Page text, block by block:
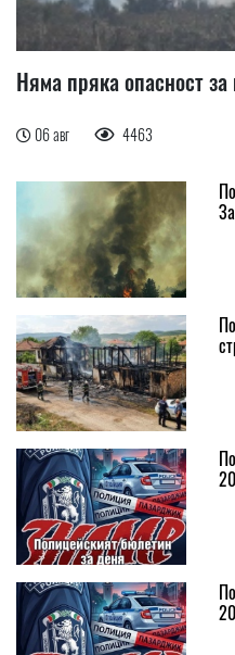
Няма пряка опасност за
06 авг 4463